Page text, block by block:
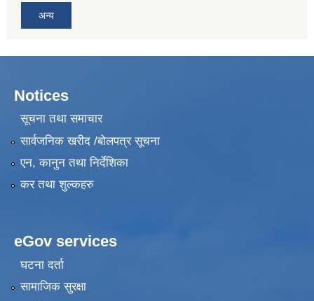
अन्य
Notices
सूचना तथा समाचार
सार्वजनिक खरीद /बोलपत्र सूचना
एन, कानुन तथा निर्देशिका
कर तथा शुल्कहरु
eGov services
घटना दर्ता
सामाजिक सुरक्षा